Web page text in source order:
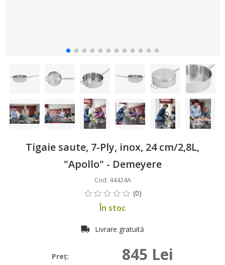
Tigaie saute, 7-Ply, inox, 24 cm/2,8L,
"Apollo" - Demeyere
Cod: 44424A
În stoc
Livrare gratuită
Preţ: 845 Lei